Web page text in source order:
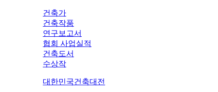
건축가
건축작품
연구보고서
협회 사업실적
건축도서
수상작
대한민국건축대전